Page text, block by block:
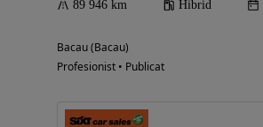
89 946 km Hibrid
Bacau (Bacau)
Profesionist • Publicat